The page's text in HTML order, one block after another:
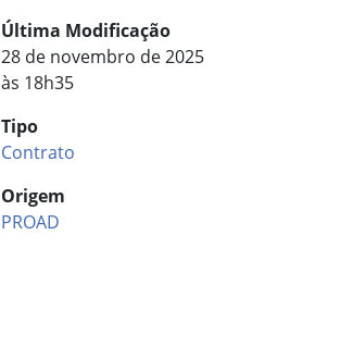
Última Modificação
28 de novembro de 2025
às 18h35
Tipo
Contrato
Origem
PROAD